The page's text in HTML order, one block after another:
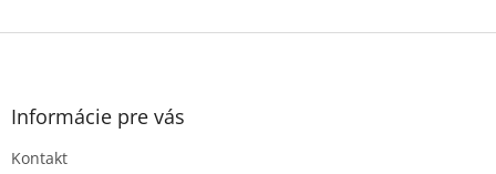
Z
Informácie pre vás
Kontakt